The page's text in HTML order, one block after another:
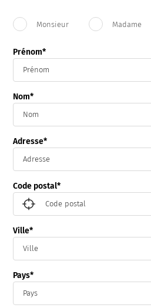
Monsieur Madame
Prénom
Nom
Adresse
Code postal
Ville
Pays